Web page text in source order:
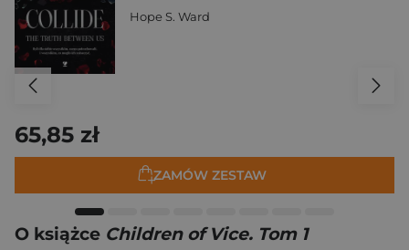
Hope S. Ward
65,85 zł
ZAMÓW ZESTAW
O książce Children of Vice. Tom 1